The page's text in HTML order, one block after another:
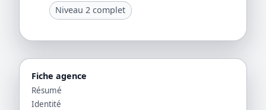
Niveau 2 complet
Fiche agence
Résumé
Identité